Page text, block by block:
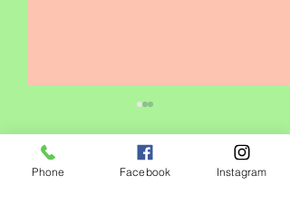
コメント 0.0 / 5（0）
Phone Facebook Instagram